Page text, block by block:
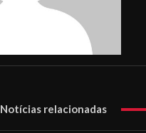
Notícias relacionadas